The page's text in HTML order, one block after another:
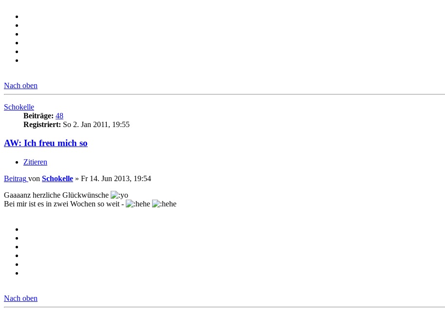
Nach oben
Schokelle
Beiträge: 48
Registriert: So 2. Jan 2011, 19:55
AW: Ich freu mich so
Zitieren
Beitrag von Schokelle » Fr 14. Jun 2013, 19:54
Gaaaanz herzliche Glückwünsche
Bei mir ist es in zwei Wochen so weit -
Nach oben